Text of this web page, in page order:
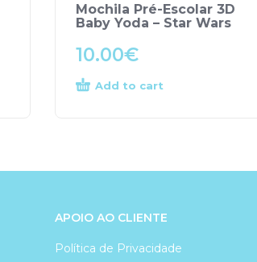
Mochila Pré-Escolar 3D
Baby Yoda – Star Wars
10.00€
Add to cart
APOIO AO CLIENTE
Política de Privacidade